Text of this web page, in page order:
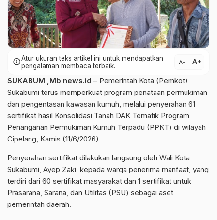
infoAtur ukuran teks artikel ini untuk mendapatkan
pengalaman membaca terbaik.
text_decrease text_increase
SUKABUMI,Mbinews.id – Pemerintah Kota (Pemkot)
Sukabumi terus memperkuat program penataan permukiman
dan pengentasan kawasan kumuh, melalui penyerahan 61
sertifikat hasil Konsolidasi Tanah DAK Tematik Program
Penanganan Permukiman Kumuh Terpadu (PPKT) di wilayah
Cipelang, Kamis (11/6/2026).
Penyerahan sertifikat dilakukan langsung oleh Wali Kota
Sukabumi, Ayep Zaki, kepada warga penerima manfaat, yang
terdiri dari 60 sertifikat masyarakat dan 1 sertifikat untuk
Prasarana, Sarana, dan Utilitas (PSU) sebagai aset
pemerintah daerah.